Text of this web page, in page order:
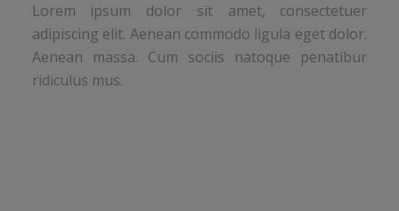
Lorem ipsum dolor sit amet, consectetuer
adipiscing elit. Aenean commodo ligula eget dolor.
Aenean massa. Cum sociis natoque penatibur
ridiculus mus.